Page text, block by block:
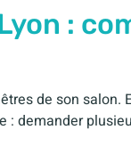
:
de son salon.
: demander